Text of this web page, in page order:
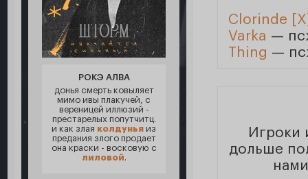
РОКЭ АЛВА
донья смерть ковыляет
мимо ивы плакучей, с
вереницей иллюзий -
престарелых попутчитц.
и как злая колдунья из
предания злого продает
она краски - восковую с
лиловой
Clorinde
Varka —
Thing —
Игроки
дольше